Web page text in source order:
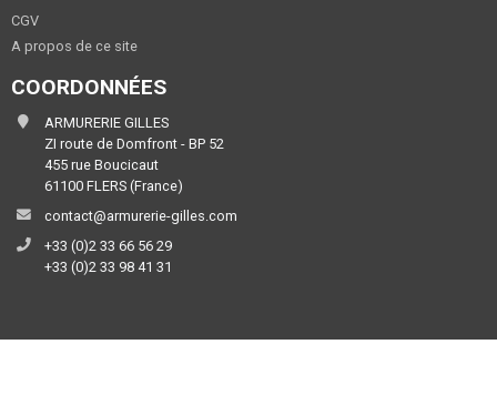
CGV
A propos de ce site
COORDONNÉES
ARMURERIE GILLES
ZI route de Domfront - BP 52
455 rue Boucicaut
61100 FLERS (France)
contact@armurerie-gilles.com
+33 (0)2 33 66 56 29
+33 (0)2 33 98 41 31